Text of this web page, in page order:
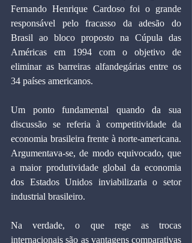
Fernando Henrique Cardoso foi o grande
responsável pelo fracasso da adesão do
Brasil ao bloco proposto na Cúpula das
Américas em 1994 com o objetivo de
eliminar as barreiras alfandegárias entre os
34 países americanos.
Um ponto fundamental quando da sua
discussão se referia à competitividade da
economia brasileira frente à norte-americana.
Argumentava-se, de modo equivocado, que
a maior produtividade global da economia
dos Estados Unidos inviabilizaria o setor
industrial brasileiro.
Na verdade, o que rege as trocas
internacionais são as vantagens comparativas